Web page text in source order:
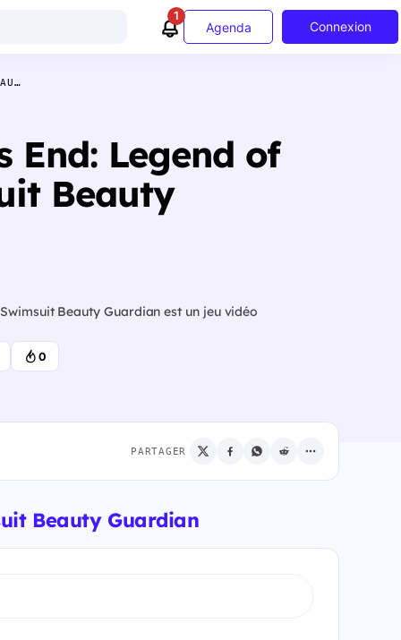
1
Agenda Connexion
End: Legend of
Beauty
Beauty Guardian est un jeu vidéo
0
PARTAGER
Beauty Guardian